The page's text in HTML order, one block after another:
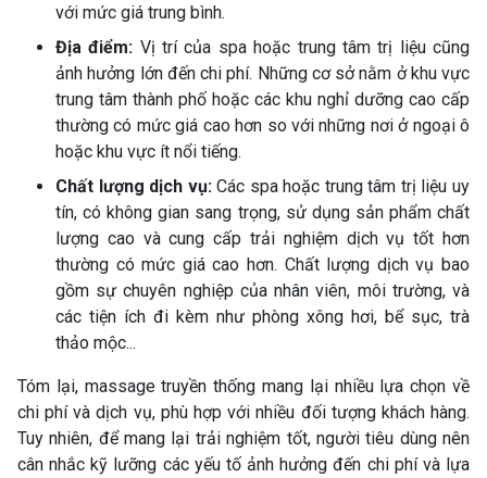
với mức giá trung bình.
Địa điểm: Vị trí của spa hoặc trung tâm trị liệu cũng
ảnh hưởng lớn đến chi phí. Những cơ sở nằm ở khu vực
trung tâm thành phố hoặc các khu nghỉ dưỡng cao cấp
thường có mức giá cao hơn so với những nơi ở ngoại ô
hoặc khu vực ít nổi tiếng.
Chất lượng dịch vụ:Các spa hoặc trung tâm trị liệu uy
tín, có không gian sang trọng, sử dụng sản phẩm chất
lượng cao và cung cấp trải nghiệm dịch vụ tốt hơn
thường có mức giá cao hơn. Chất lượng dịch vụ bao
gồm sự chuyên nghiệp của nhân viên, môi trường, và
các tiện ích đi kèm như phòng xông hơi, bể sục, trà
thảo mộc...
Tóm lại, massage truyền thống mang lại nhiều lựa chọn về
chi phí và dịch vụ, phù hợp với nhiều đối tượng khách hàng.
Tuy nhiên, để mang lại trải nghiệm tốt, người tiêu dùng nên
cân nhắc kỹ lưỡng các yếu tố ảnh hưởng đến chi phí và lựa